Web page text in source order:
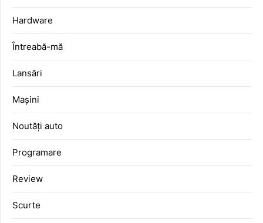
Hardware
Întreabă-mă
Lansări
Mașini
Noutăți auto
Programare
Review
Scurte